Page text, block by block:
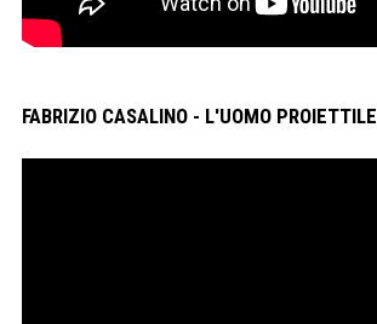
FABRIZIO CASALINO - L'UOMO PROIETTILE